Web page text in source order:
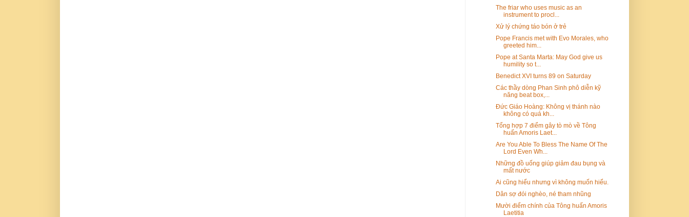
The friar who uses music as an
instrument to procl...
Xử lý chứng táo bón ở trẻ
Pope Francis met with Evo Morales, who
greeted him...
Pope at Santa Marta: May God give us
humility so t...
Benedict XVI turns 89 on Saturday
Các thầy dòng Phan Sinh phô diễn kỹ
năng beat box,...
Đức Giáo Hoàng: Không vị thánh nào
không có quá kh...
Tổng hợp 7 điểm gây tò mò về Tông
huấn Amoris Laet...
Are You Able To Bless The Name Of The
Lord Even Wh...
Những đồ uống giúp giảm đau bụng và
mất nước
Ai cũng hiểu nhưng vì không muốn hiểu.
Dân sợ đói nghèo, né tham nhũng
Mười điểm chính của Tông huấn Amoris
Laetitia